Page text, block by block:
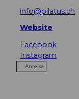
info@pilatus.ch
Website
Facebook
Instagram
Anreise